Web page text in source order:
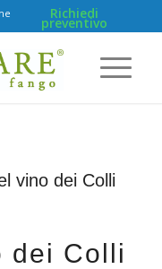
Richiedi
preventivo
vino dei Colli
dei Colli